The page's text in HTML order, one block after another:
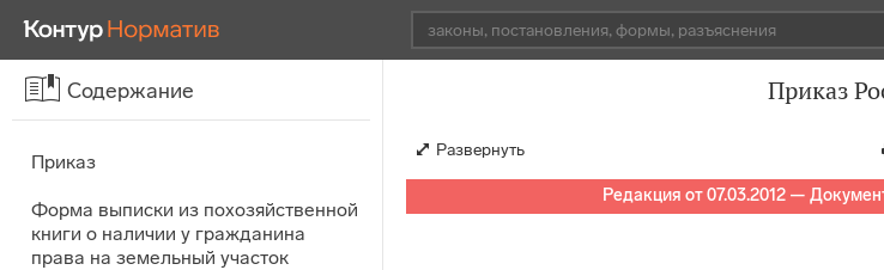
Содержание
Приказ
Форма выписки из похозяйственной
книги о наличии у гражданина
права на земельный участок
Приказ
Развернуть
Редакция от 07.03.2012 —